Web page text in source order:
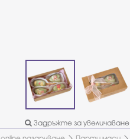
Задръжте за увеличаване